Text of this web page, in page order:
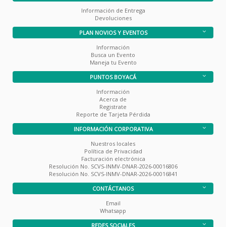
Información de Entrega
Devoluciones
PLAN NOVIOS Y EVENTOS
Información
Busca un Evento
Maneja tu Evento
PUNTOS BOYACÁ
Información
Acerca de
Registrate
Reporte de Tarjeta Pérdida
INFORMACIÓN CORPORATIVA
Nuestros locales
Política de Privacidad
Facturación electrónica
Resolución No. SCVS-INMV-DNAR-2026-00016806
Resolución No. SCVS-INMV-DNAR-2026-00016841
CONTÁCTANOS
Email
Whatsapp
REDES SOCIALES